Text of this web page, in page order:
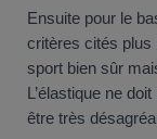
Ensuite pour le
critères cités plus
sport bien sûr
L’élastique ne
être très